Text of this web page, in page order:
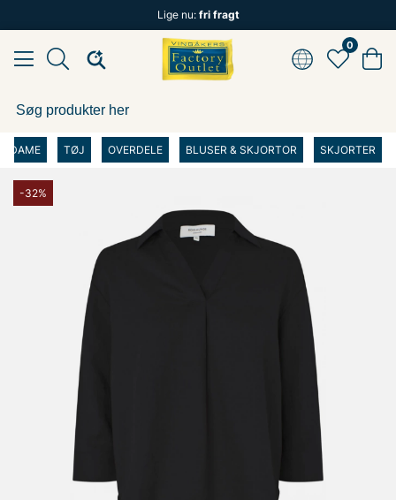
Lige nu: fri fragt
0
DAME TØJ OVERDELE BLUSER & SKJORTOR SKJORTER
-32%